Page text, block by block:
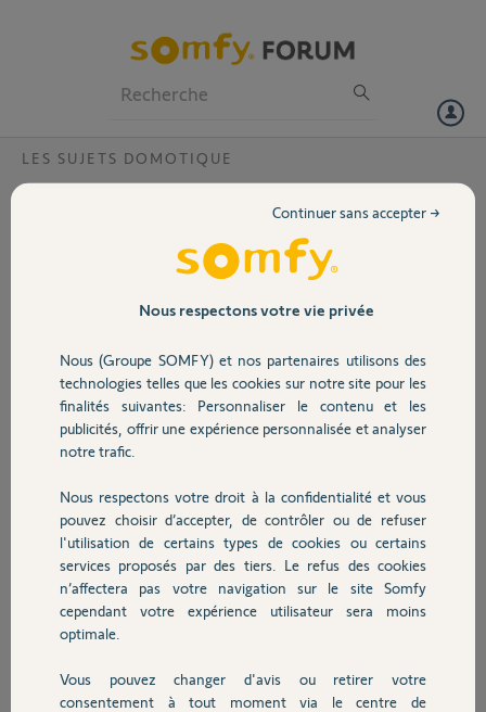
Volet
Sécurité
Domotique
Chauffage
Autres produits
Devis avec un pro
LES SUJETS DOMOTIQUE
Erreur d’exécution TaHoma
Depuis hier impossible de piloter mes volets avec le kit connectivity et
J’ai relancé le wifi la box et l’électricité rien ne change
Pouvez-vous aider ?
Merci,
Thibault J.
Réponses
J'ai le même problème. Des déconnexions intempestives du réseau wifi
Amandine V. il y a plus de 2 ans
Nous respectons votre vie privée
Nous (Groupe SOMFY) et nos partenaires utilisons des
technologies telles que les cookies sur notre site pour les
finalités suivantes: Personnaliser le contenu et les
publicités, offrir une expérience personnalisée et analyser
notre trafic.
Nous respectons votre droit à la confidentialité et vous
pouvez choisir d’accepter, de contrôler ou de refuser
l'utilisation de certains types de cookies ou certains
services proposés par des tiers. Le refus des cookies
n’affectera pas votre navigation sur le site Somfy
cependant votre expérience utilisateur sera moins
optimale.
Vous pouvez changer d'avis ou retirer votre
consentement à tout moment via le centre de
Continuer sans accepter →